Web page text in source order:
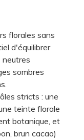
florales sans
d'équilibrer
sombres
stricts : une
teinte florale
botanique, et
brun cacao)